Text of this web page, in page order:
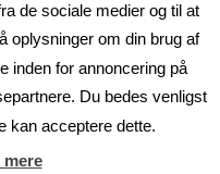
bavotasan.com
de sociale medier og til at
oplysninger om din brug af
inden for annoncering på
Du bedes venligst
kan acceptere dette.